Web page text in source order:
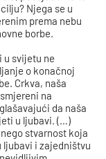
Njega se u
prema nebu
borbe.
u svijetu ne
o konačnoj
Crkva, naša
na
da naša
u ljubavi. (…)
stvarnost koja
i zajedništvu